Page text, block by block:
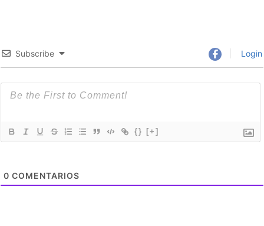
Subscribe Login
{} [+]
0 COMENTARIOS